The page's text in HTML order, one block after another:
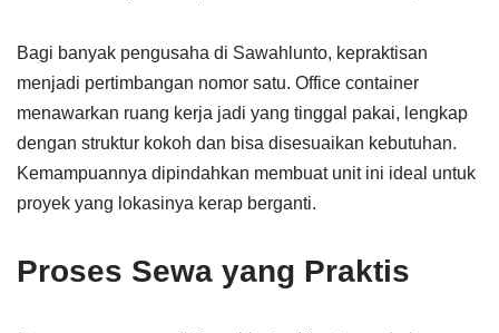
Bagi banyak pengusaha di Sawahlunto, kepraktisan
menjadi pertimbangan nomor satu. Office container
menawarkan ruang kerja jadi yang tinggal pakai, lengkap
dengan struktur kokoh dan bisa disesuaikan kebutuhan.
Kemampuannya dipindahkan membuat unit ini ideal untuk
proyek yang lokasinya kerap berganti.
Proses Sewa yang Praktis